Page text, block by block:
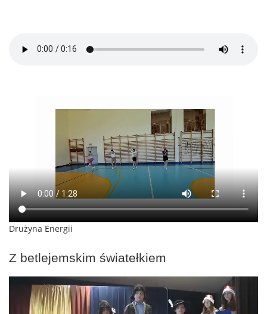
Drużyna Energii
Z betlejemskim światełkiem
Odtwarzacz